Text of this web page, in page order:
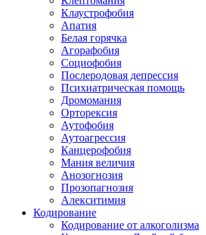
Клаустрофобия
Апатия
Белая горячка
Агорафобия
Социофобия
Послеродовая депрессия
Психиатрическая помощь
Дромомания
Орторексия
Аутофобия
Аутоагрессия
Канцерофобия
Мания величия
Анозогнозия
Прозопагнозия
Алекситимия
Кодирование
Кодирование от алкоголизма